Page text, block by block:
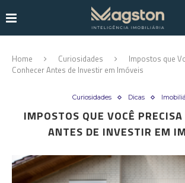
Home Curiosidades
Impostos que
Conhecer Antes de Investir em Imóveis
Curiosidades Dicas
IMPOSTOS QUE VOCÊ PRECISA
ANTES DE INVESTIR EM